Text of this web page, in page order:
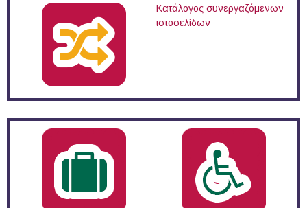
Κατάλογος συνεργαζόμενων
ιστοσελίδων